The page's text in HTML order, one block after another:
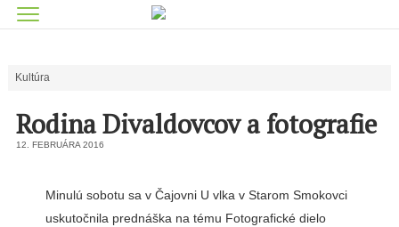
Kultúra
Rodina Divaldovcov a fotografie
12. FEBRUÁRA 2016
Minulú sobotu sa v Čajovni U vlka v Starom Smokovci
uskutočnila prednáška na tému Fotografické dielo